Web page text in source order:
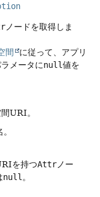
ノードを取得しま
間
に従って、アプリ
メータにnull値を
URI。
を持つAttr ノー
null 。